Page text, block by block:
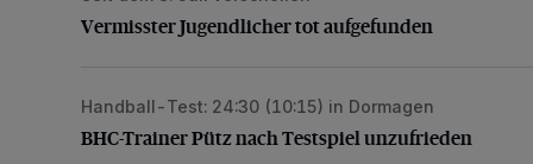
Vermisster Jugendlicher tot aufgefunden
BHC-Trainer Pütz nach Testspiel unzufrieden
Handball-Test: 24:30 (10:15) in Dormagen
BHC-Trainer Pütz nach Testspiel unzufrieden